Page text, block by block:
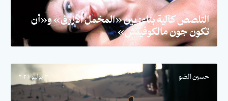
التلصص كآلية بناء: بين «المخمل الأزرق» و«أن
تكون جون مالكوفيتش»
حسين الضو ٣٠ يوليو ٢٠٢٦